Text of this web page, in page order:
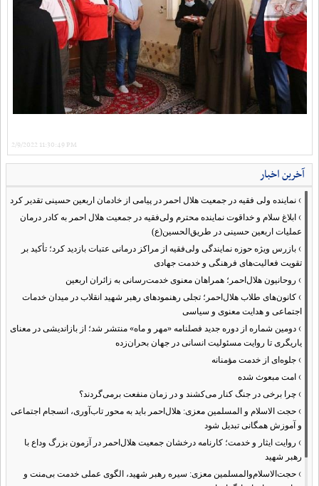
2/9/2022 11:30:49 PM
آخرین اخبار
› نماینده ولی فقیه در جمعیت هلال احمر در پیامی از خادمان اربعین حسینی تقدیر کرد
› ابلاغ سلام و خداقوت نماینده محترم ولی‌فقیه در جمعیت هلال احمر به کادر درمان
عملیات اربعین حسینی در طریق‌الحسین(ع)
› بازرس ویژه حوزه نمایندگی ولی‌فقیه از مراکز درمانی عتبات بازدید کرد؛ تأکید بر
تقویت فعالیت‌های فرهنگی و خدمت جهادی
› روحانیون هلال‌احمر؛ همراهان معنوی خدمت‌رسانی به زائران اربعین
› کانون‌های طلاب هلال‌احمر؛ تجلی رهنمودهای رهبر شهید انقلاب در میدان خدمات
اجتماعی و هدایت معنوی و سیاسی
› دومین شماره از دوره جدید فصلنامه «مهر و ماه» منتشر شد؛ از بازاندیشی در معنای
یاریگری تا روایت مسئولیت انسانی در جهان بحران‌زده
› جلوه‌ای از خدمت مؤمنانه
› امت مبعوث شده
› چرا برخی در جنگ کنار می‌کشند و در زمان منفعت برمی‌گردند؟
› حجت الاسلام و المسلمین معزی: هلال‌احمر باید به محور تاب‌آوری، انسجام اجتماعی
و آموزش همگانی تبدیل شود
› روایت ایثار و خدمت؛ کارنامه درخشان جمعیت هلال‌احمر در آزمون بزرگ وداع با
رهبر شهید
› حجت‌الاسلام‌والمسلمین معزی: سیره رهبر شهید، الگوی عملی خدمت بی‌منت و